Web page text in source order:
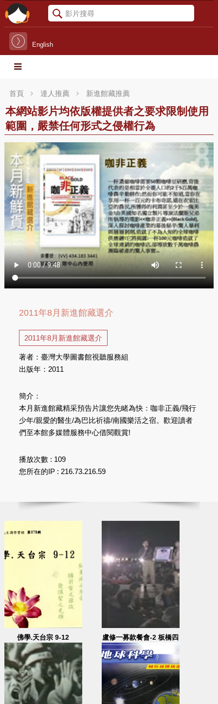
English
首頁 達人推薦 新進館藏推薦
本網站影片均依版權提供者之要求限制使用
範圍，嚴禁任何形式之侵權行為
2011年8月新進館藏選介
2011年8月新進館藏選介
著者：臺灣大學圖書館視聽服務組
出版年：2011
簡介：
本月新進館藏精采預告片讓您先睹為快：咖非正義/飛行
少年/親愛的醫生/為巴比祈禱/南國樂活之宿。歡迎讀者
們至本館多媒體服務中心借閱觀賞!
播放次數 : 109
您所在的IP : 216.73.216.59
佛學.天台宗 9-12
盧修一募款餐會-2 板橋四
維公園